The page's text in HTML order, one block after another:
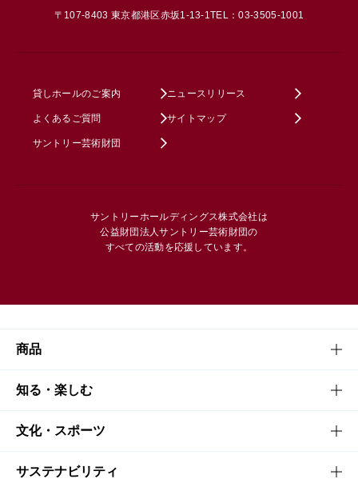
〒107-8403 東京都港区赤坂1-13-1TEL：03-3505-1001
貸しホールのご案内 ニュースリリース
よくあるご質問 サイトマップ
サントリー芸術財団
サントリーホールディングス株式会社は
公益財団法人サントリー芸術財団の
すべての活動を応援しています。
商品
商品TOP
商品一覧
商品発売情報
知る・楽しむ
知る・楽しむTOP
キャンペーン
文化・スポーツ
文化・スポーツTOP
サステナビリティ